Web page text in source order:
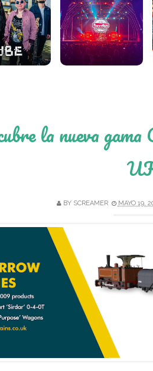
la nueva
BY SCREAMER MAYO 19,